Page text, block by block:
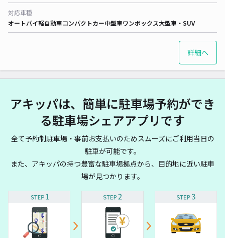
対応車種
オートバイ軽自動車コンパクトカー中型車ワンボックス大型車・SUV
詳細へ
アキッパは、簡単に駐車場予約ができ
る駐車場シェアアプリです
全て予約制駐車場・事前お支払いのためスムーズにご利用当日の
駐車が可能です。
また、アキッパの持つ豊富な駐車場拠点から、目的地に近い駐車
場が見つかります。